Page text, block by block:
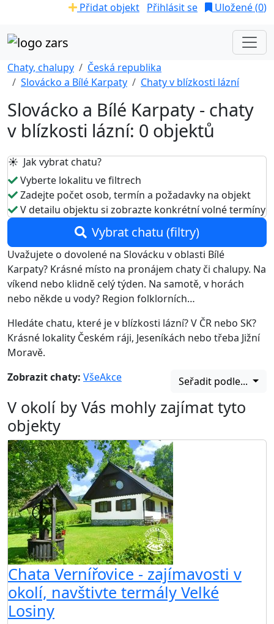
Přidat objekt Přihlásit se Uložené (0)
Chaty, chalupy
Česká republika
Slovácko a Bílé Karpaty
Chaty v blízkosti lázní
Slovácko a Bílé Karpaty - chaty
v blízkosti lázní: 0 objektů
☀️ Jak vybrat chatu?
Vyberte lokalitu ve filtrech
Zadejte počet osob, termín a požadavky na objekt
V detailu objektu si zobrazte konkrétní volné termíny
Vybrat chatu (filtry)
Uvažujete o dovolené na Slovácku v oblasti Bílé
Karpaty? Krásné místo na pronájem chaty či chalupy. Na
víkend nebo klidně celý týden. Na samotě, v horách
nebo někde u vody? Region folklorních…
Hledáte chatu, které je v blízkosti lázní? V ČR nebo SK?
Krásné lokality Českém ráji, Jeseníkách nebo třeba Jižní
Moravě.
Zobrazit chaty: VšeAkce Seřadit podle...
V okolí by Vás mohly zajímat tyto
objekty
Chata Vernířovice - zajímavosti v
okolí, navštivte termály Velké
Losiny